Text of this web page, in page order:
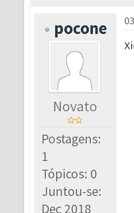
pocone
Novato
Postagens:
1
Tópicos: 0
Juntou-se:
Dec 2018